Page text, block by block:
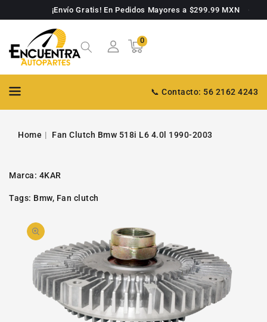
¡Envío Gratis! En Pedidos Mayores a $299.99 MXN
Carrito
00
artículos
📞 Contacto: 56 2162 4243
Home Fan Clutch Bmw 518i L6 4.0l 1990-2003
Marca: 4KAR
Tags: Bmw, Fan clutch
DE PRODUCTO
video
1
en
la
galería